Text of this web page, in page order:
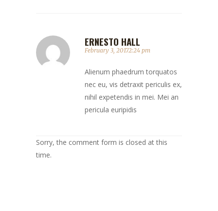
ERNESTO HALL
February 3, 20172:24 pm
Alienum phaedrum torquatos
nec eu, vis detraxit periculis ex,
nihil expetendis in mei. Mei an
pericula euripidis
Sorry, the comment form is closed at this
time.